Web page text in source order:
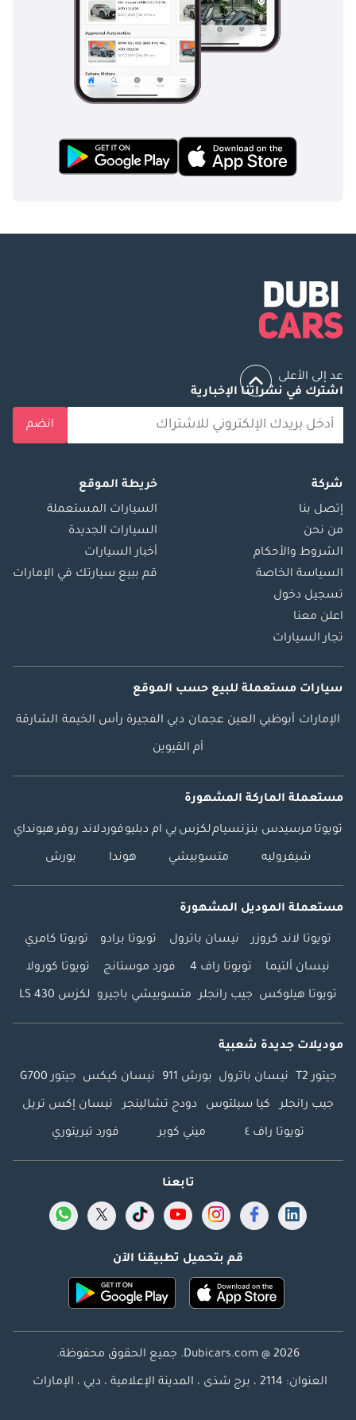
عد إلى الأعلى
اشترك في نشراتنا الإخبارية
انضم
شركة
إتصل بنا
من نحن
الشروط والأحكام
السياسة الخاصة
تسجيل دخول
اعلن معنا
تجار السيارات
خريطة الموقع
السيارات المستعملة
السيارات الجديدة
أخبار السيارات
قم ببيع سيارتك في الإمارات
سيارات مستعملة للبيع حسب الموقع
الإمارات أبوظبي العين عجمان دبي الفجيرة رأس الخيمة الشارقة
أم القيوين
مستعملة الماركة المشهورة
تويوتا مرسيدس بنزنسياملكزس بي ام دبليوفوردلاند روفرهيونداي
شيفروليه متسوبيشي هوندا بورش
مستعملة الموديل المشهورة
تويوتا لاند كروزر نيسان باترول تويوتا برادو تويوتا كامري
نيسان ألتيما تويوتا راف 4 فورد موستانج تويوتا كورولا
تويوتا هيلوكس جيب رانجلر متسوبيشي باجيرو لكزس LS 430
موديلات جديدة شعبية
جيتور T2 نيسان باترول بورش 911 نيسان كيكس جيتور G700
جيب رانجلر كيا سيلتوس دودج تشالينجر نيسان إكس تريل
تويوتا راف ٤ ميني كوبر فورد تيريتوري
تابعنا
قم بتحميل تطبيقنا الآن
Dubicars.com @ 2026. جميع الحقوق محفوظة.
العنوان: 2114 ، برج شذى ، المدينة الإعلامية ، دبي ، الإمارات